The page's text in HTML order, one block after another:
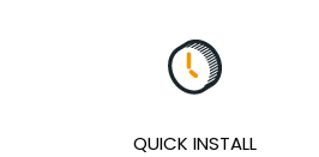
QUICK INSTALL